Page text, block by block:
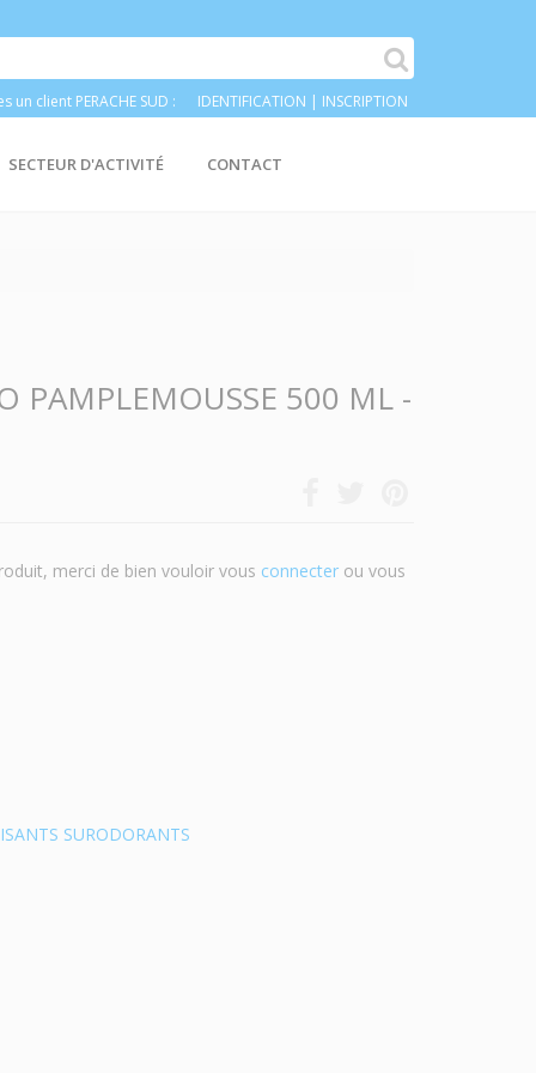
un client PERACHE SUD : IDENTIFICATION | INSCRIPTION
SECTEUR D'ACTIVITÉ CONTACT
PAMPLEMOUSSE 500 ML -
merci de bien vouloir vous connecter ou vous
SURODORANTS